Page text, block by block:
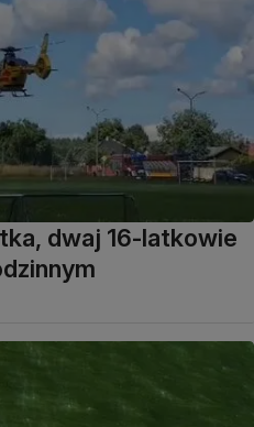
dwaj 16-latkowie